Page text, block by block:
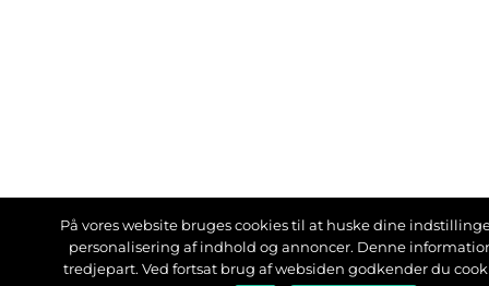
På vores website bruges cookies til at huske dine
personalisering af indhold og annoncer. Denne
tredjepart. Ved fortsat brug af websiden godkender du